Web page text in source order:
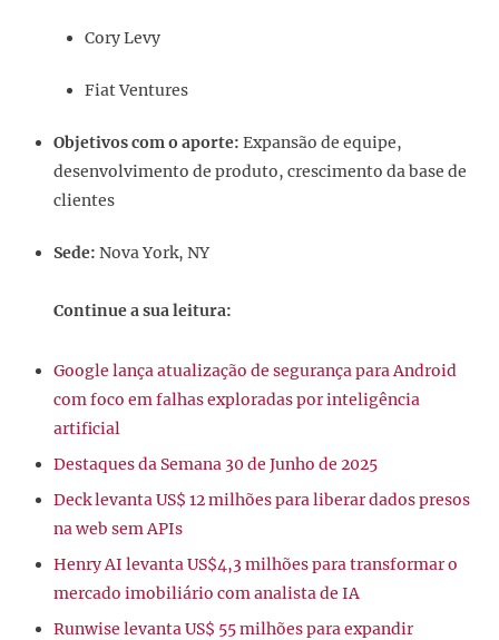
Cory Levy
Fiat Ventures
Objetivos com o aporte: Expansão de equipe,
desenvolvimento de produto, crescimento da base de
clientes
Sede: Nova York, NY
Continue a sua leitura:
Google lança atualização de segurança para Android
com foco em falhas exploradas por inteligência
artificial
Destaques da Semana 30 de Junho de 2025
Deck levanta US$ 12 milhões para liberar dados presos
na web sem APIs
Henry AI levanta US$4,3 milhões para transformar o
mercado imobiliário com analista de IA
Runwise levanta US$ 55 milhões para expandir